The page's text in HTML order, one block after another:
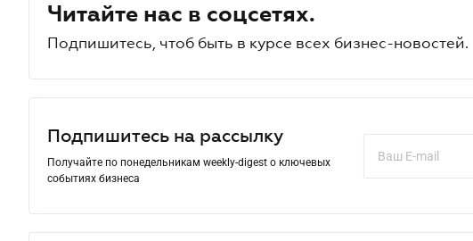
Читайте нас в соцсетях.
Подпишитесь, чтоб быть в курсе всех бизнес-новостей.
Подпишитесь на рассылку
Получайте по понедельникам weekly-digest о ключевых
событиях бизнеса